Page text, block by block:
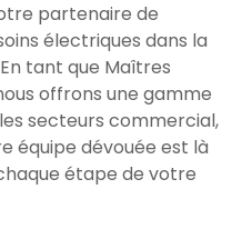
partenaire de
électriques dans la
tant que Maîtres
offrons une gamme
secteurs commercial,
équipe dévouée est là
étape de votre